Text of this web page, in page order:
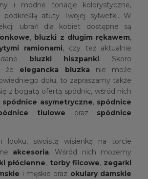
i modne tonacje kolorystyczne,
podkreślą atuty Twojej sylwetki. W
ubrań dla kobiet dostępne są
, bluzki z długim rękawem,
ramionami, czy też aktualnie
bluzki hiszpanki. Skoro
że elegancka bluzka nie może
dołu, to zapraszamy także
z bogatą ofertą spódnic, wśród nich
spódnice asymetryczne, spódnice
tiulowe oraz spódnice
looku, swoistą wisienką na torcie
akcesoria. Wśród nich możemy
płócienne, torby filcowe, zegarki
i męskie oraz okulary damskie